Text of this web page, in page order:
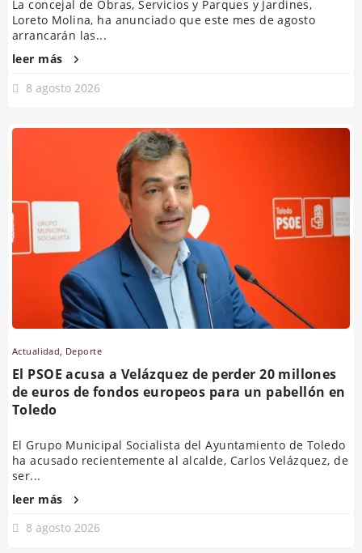
La concejal de Obras, Servicios y Parques y Jardines,
Loreto Molina, ha anunciado que este mes de agosto
arrancarán las...
leer más
8 agosto 2026
Actualidad, Deporte
El PSOE acusa a Velázquez de perder 20 millones
de euros de fondos europeos para un pabellón en
Toledo
El Grupo Municipal Socialista del Ayuntamiento de Toledo
ha acusado recientemente al alcalde, Carlos Velázquez, de
ser...
leer más
8 agosto 2026